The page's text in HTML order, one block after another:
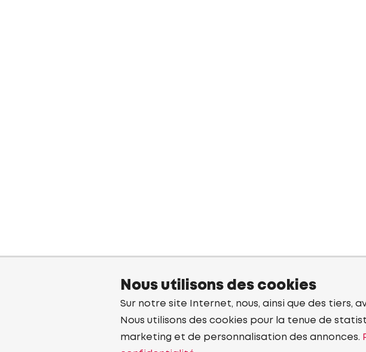
Nous utilisons des cookies
Sur notre site Internet, nous, ainsi que des tiers,
Nous utilisons des cookies pour la tenue de
marketing et de personnalisation des annonces.